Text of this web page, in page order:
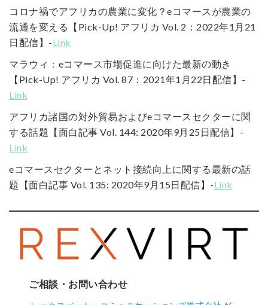
コロナ禍でアフリカの農業に変化？eコマースが農業の
流通を変える【Pick-Up! アフリカ Vol. 2：2022年1月21
日配信】-Link
マラウィ：eコマース市場促進に向けた最新の動き
【Pick-Up! アフリカ Vol. 87：2021年1月22日配信】-
Link
アフリカ諸国の対外貿易およびeコマースセクターに関
する話題【面白記事 Vol. 144: 2020年9月25日配信】-
Link
eコマースセクターとネット接続向上に関する最新の話
題【面白記事 Vol. 135: 2020年9月15日配信】-Link
ご相談・お問い合わせ